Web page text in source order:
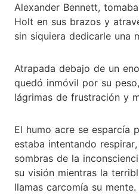
Alexander Bennett,
Holt en sus brazos y
sin siquiera dedicarle una
Atrapada debajo de un
quedó inmóvil por su
lágrimas de frustración y
El humo acre se esparcía
estaba intentando
sombras de la
su visión mientras la
llamas carcomía su mente.